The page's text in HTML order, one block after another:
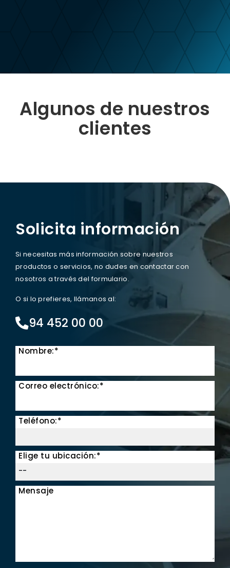
Algunos de nuestros
clientes
Solicita información
Si necesitas más información sobre nuestros
productos o servicios, no dudes en contactar con
nosotros a través del formulario.
O si lo prefieres, llámanos al:
94 452 00 00
Nombre:*
Correo electrónico:*
Teléfono:*
Elige tu ubicación:*
Mensaje